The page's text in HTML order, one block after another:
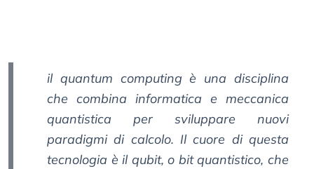
il quantum computing è una disciplina
che combina informatica e meccanica
quantistica per sviluppare nuovi
paradigmi di calcolo. Il cuore di questa
tecnologia è il qubit, o bit quantistico, che